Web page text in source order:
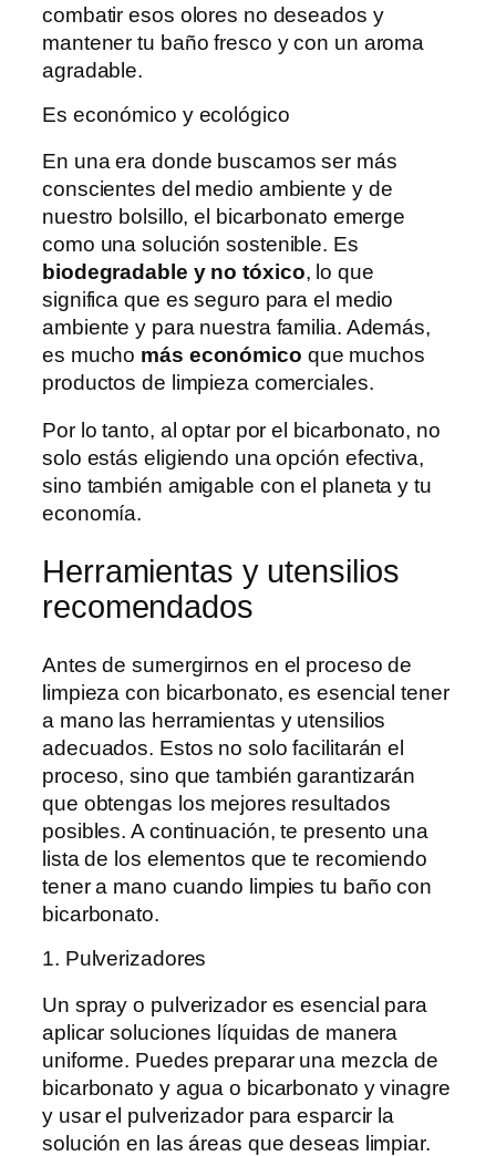
combatir esos olores no deseados y
mantener tu baño fresco y con un aroma
agradable.
Es económico y ecológico
En una era donde buscamos ser más
conscientes del medio ambiente y de
nuestro bolsillo, el bicarbonato emerge
como una solución sostenible. Es
biodegradable y no tóxico, lo que
significa que es seguro para el medio
ambiente y para nuestra familia. Además,
es mucho más económico que muchos
productos de limpieza comerciales.
Por lo tanto, al optar por el bicarbonato, no
solo estás eligiendo una opción efectiva,
sino también amigable con el planeta y tu
economía.
Herramientas y utensilios
recomendados
Antes de sumergirnos en el proceso de
limpieza con bicarbonato, es esencial tener
a mano las herramientas y utensilios
adecuados. Estos no solo facilitarán el
proceso, sino que también garantizarán
que obtengas los mejores resultados
posibles. A continuación, te presento una
lista de los elementos que te recomiendo
tener a mano cuando limpies tu baño con
bicarbonato.
1. Pulverizadores
Un spray o pulverizador es esencial para
aplicar soluciones líquidas de manera
uniforme. Puedes preparar una mezcla de
bicarbonato y agua o bicarbonato y vinagre
y usar el pulverizador para esparcir la
solución en las áreas que deseas limpiar.